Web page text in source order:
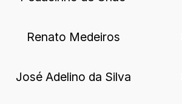
Renato Medeiros
José Adelino da Silva